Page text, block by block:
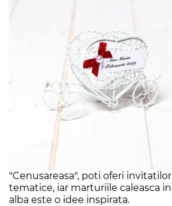
"Cenusareasa", poti oferi
tematice, iar marturiile caleasca
alba este o idee inspirata.